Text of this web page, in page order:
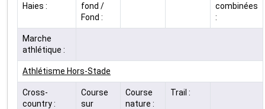
Haies :
fond /
Fond :
combinées
:
Marche
athlétique :
Athlétisme Hors-Stade
Cross-
country :
Course
sur
Course
nature :
Trail :